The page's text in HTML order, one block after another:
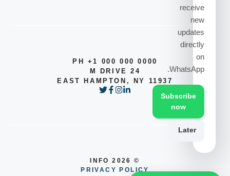
PH +1 000 000 0000
24 M DRIVE
EAST HAMPTON, NY 11937
© 2026 INFO
PRIVACY POLICY
receive
new
updates
directly
on
WhatsApp.
Subscribe
now
Later